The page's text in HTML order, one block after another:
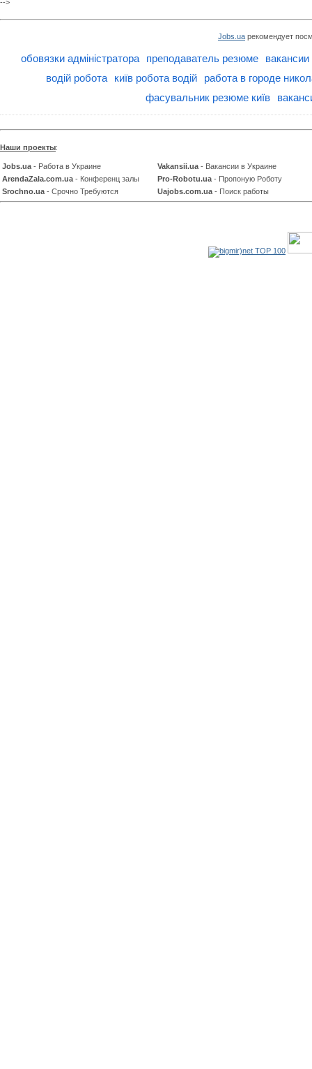
-->
Jobs.ua рекомендует
обовязки адміністратора преподаватель резюме
водій робота
київ робота водій
работа в городе
фасувальник резюме київ
Наши проекты:
Jobs.ua - Работа в Украине Vakansii.ua - Вакансии в Украине
ArendaZala.com.ua - Конференц залы Pro-Robotu.ua - Пропоную Роботу
Srochno.ua - Срочно Требуются Uajobs.com.ua - Поиск работы